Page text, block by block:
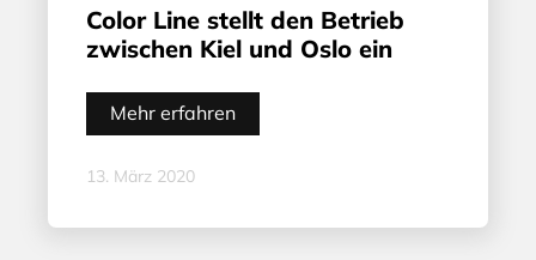
Color Line stellt den Betrieb
zwischen Kiel und Oslo ein
Mehr erfahren
13. März 2020